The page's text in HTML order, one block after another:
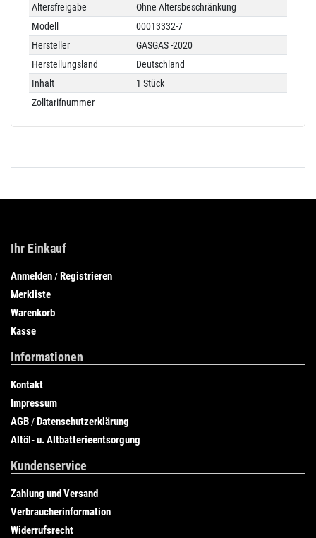
Altersfreigabe
Ohne Altersbeschränkung
Modell
00013332-7
Hersteller
GASGAS -2020
Herstellungsland
Deutschland
Inhalt
1 Stück
Zolltarifnummer
Ihr Einkauf
Anmelden /Registrieren
Merkliste
Warenkorb
Kasse
Informationen
Kontakt
Impressum
AGB /Datenschutzerklärung
Altöl- u. Altbatterieentsorgung
Kundenservice
Zahlung und Versand
Verbraucherinformation
Widerrufsrecht